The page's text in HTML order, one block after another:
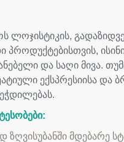
ლოჯისტიკის,
პროდუქტებისთვის,
და საღი მივა.
ექსპრესიისა და
მდებარე